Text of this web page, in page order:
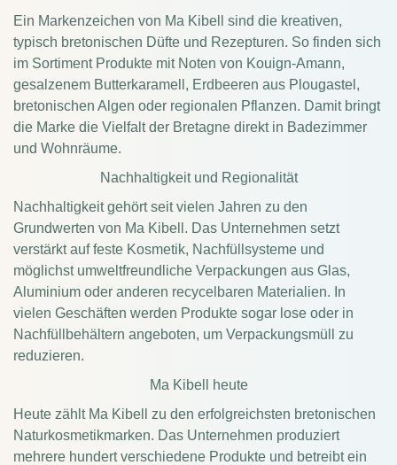
Ein Markenzeichen von Ma Kibell sind die kreativen,
typisch bretonischen Düfte und Rezepturen. So finden sich
im Sortiment Produkte mit Noten von Kouign-Amann,
gesalzenem Butterkaramell, Erdbeeren aus Plougastel,
bretonischen Algen oder regionalen Pflanzen. Damit bringt
die Marke die Vielfalt der Bretagne direkt in Badezimmer
und Wohnräume.
Nachhaltigkeit und Regionalität
Nachhaltigkeit gehört seit vielen Jahren zu den
Grundwerten von Ma Kibell. Das Unternehmen setzt
verstärkt auf feste Kosmetik, Nachfüllsysteme und
möglichst umweltfreundliche Verpackungen aus Glas,
Aluminium oder anderen recycelbaren Materialien. In
vielen Geschäften werden Produkte sogar lose oder in
Nachfüllbehältern angeboten, um Verpackungsmüll zu
reduzieren.
Ma Kibell heute
Heute zählt Ma Kibell zu den erfolgreichsten bretonischen
Naturkosmetikmarken. Das Unternehmen produziert
mehrere hundert verschiedene Produkte und betreibt ein